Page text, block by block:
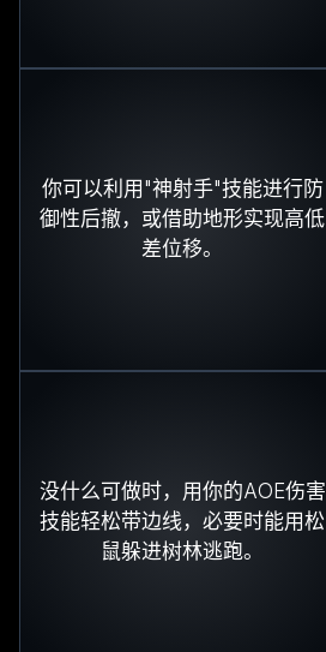
你可以利用"神射手"技能进行防
御性后撤，或借助地形实现高低
差位移。
没什么可做时，用你的AOE伤害
技能轻松带边线，必要时能用松
鼠躲进树林逃跑。